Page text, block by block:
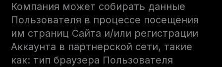
Компания может собирать данные
Пользователя в процессе посещения
им страниц Сайта и/или регистрации
Аккаунта в партнерской сети, такие
как: тип браузера Пользователя